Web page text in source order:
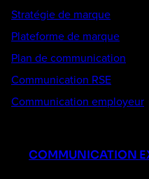
Stratégie de marque
Plateforme de marque
Plan de communication
Communication RSE
Communication employeur
COMMUNICATION